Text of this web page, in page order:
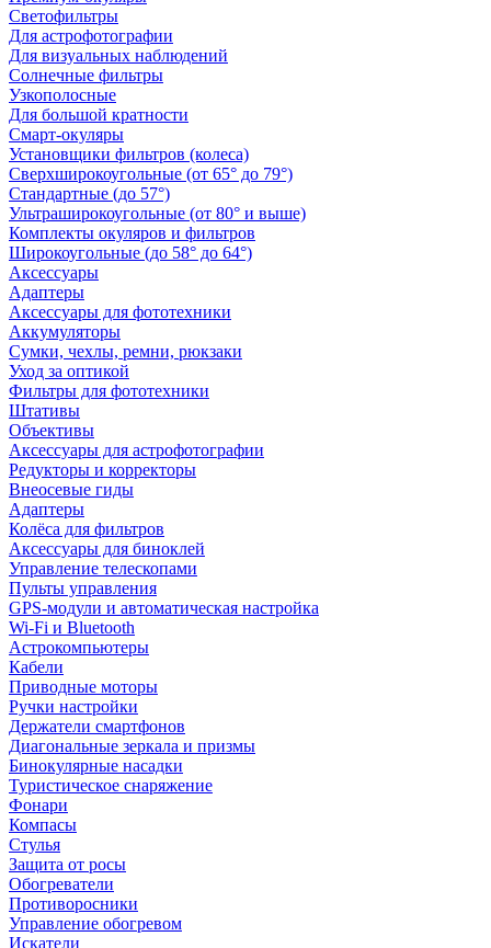
Светофильтры
Для астрофотографии
Для визуальных наблюдений
Солнечные фильтры
Узкополосные
Для большой кратности
Смарт-окуляры
Установщики фильтров (колеса)
Сверхширокоугольные (от 65° до 79°)
Стандартные (до 57°)
Ультраширокоугольные (от 80° и выше)
Комплекты окуляров и фильтров
Широкоугольные (до 58° до 64°)
Аксессуары
Адаптеры
Аксессуары для фототехники
Аккумуляторы
Сумки, чехлы, ремни, рюкзаки
Уход за оптикой
Фильтры для фототехники
Штативы
Объективы
Аксессуары для астрофотографии
Редукторы и корректоры
Внеосевые гиды
Адаптеры
Колёса для фильтров
Аксессуары для биноклей
Управление телескопами
Пульты управления
GPS-модули и автоматическая настройка
Wi-Fi и Bluetooth
Астрокомпьютеры
Кабели
Приводные моторы
Ручки настройки
Держатели смартфонов
Диагональные зеркала и призмы
Бинокулярные насадки
Туристическое снаряжение
Фонари
Компасы
Стулья
Защита от росы
Обогреватели
Противоросники
Управление обогревом
Искатели